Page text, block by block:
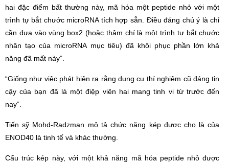
hai đặc điểm bất thường này, mã hóa một peptide nhỏ với một
trình tự bắt chước microRNA tích hợp sẵn. Điều đáng chú ý là chỉ
cần đưa vào vùng box2 (hoặc thậm chí là một trình tự bắt chước
nhân tạo của microRNA mục tiêu) đã khôi phục phần lớn khả
năng đã mất này”.
“Giống như việc phát hiện ra rằng dụng cụ thí nghiệm cũ đáng tin
cậy của bạn đã là một điệp viên hai mang tinh vi từ trước đến
nay”.
Tiến sỹ Mohd-Radzman mô tả chức năng kép được cho là của
ENOD40 là tinh tế và khác thường.
Cấu trúc kép này, với một khả năng mã hóa peptide nhỏ được